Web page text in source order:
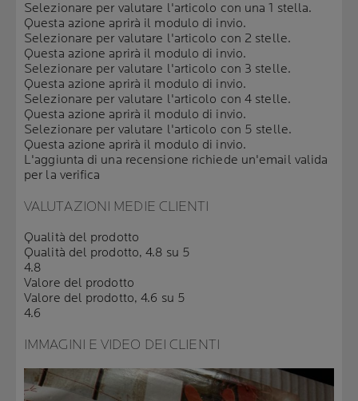
Selezionare per valutare l'articolo con una 1 stella.
Questa azione aprirà il modulo di invio.
Selezionare per valutare l'articolo con 2 stelle.
Questa azione aprirà il modulo di invio.
Selezionare per valutare l'articolo con 3 stelle.
Questa azione aprirà il modulo di invio.
Selezionare per valutare l'articolo con 4 stelle.
Questa azione aprirà il modulo di invio.
Selezionare per valutare l'articolo con 5 stelle.
Questa azione aprirà il modulo di invio.
L'aggiunta di una recensione richiede un'email valida
per la verifica
VALUTAZIONI MEDIE CLIENTI
Qualità del prodotto
Qualità del prodotto, 4.8 su 5
4.8
Valore del prodotto
Valore del prodotto, 4.6 su 5
4.6
IMMAGINI E VIDEO DEI CLIENTI